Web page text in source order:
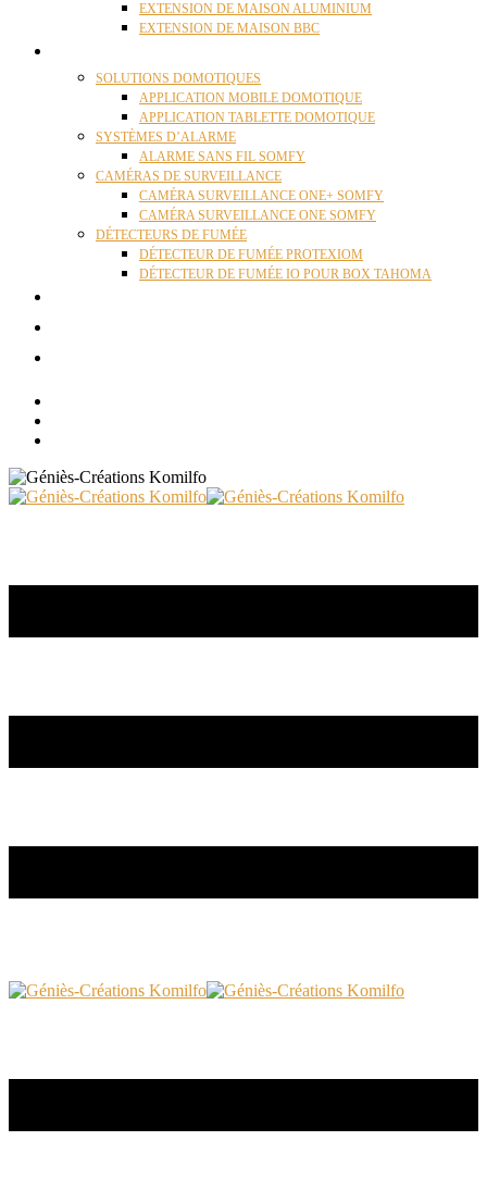
EXTENSION DE MAISON ALUMINIUM
EXTENSION DE MAISON BBC
SOLUTIONS DOMOTIQUES
APPLICATION MOBILE DOMOTIQUE
APPLICATION TABLETTE DOMOTIQUE
SYSTÈMES D’ALARME
ALARME SANS FIL SOMFY
CAMÉRAS DE SURVEILLANCE
CAMÉRA SURVEILLANCE ONE+ SOMFY
CAMÉRA SURVEILLANCE ONE SOMFY
DÉTECTEURS DE FUMÉE
DÉTECTEUR DE FUMÉE PROTEXIOM
DÉTECTEUR DE FUMÉE IO POUR BOX TAHOMA